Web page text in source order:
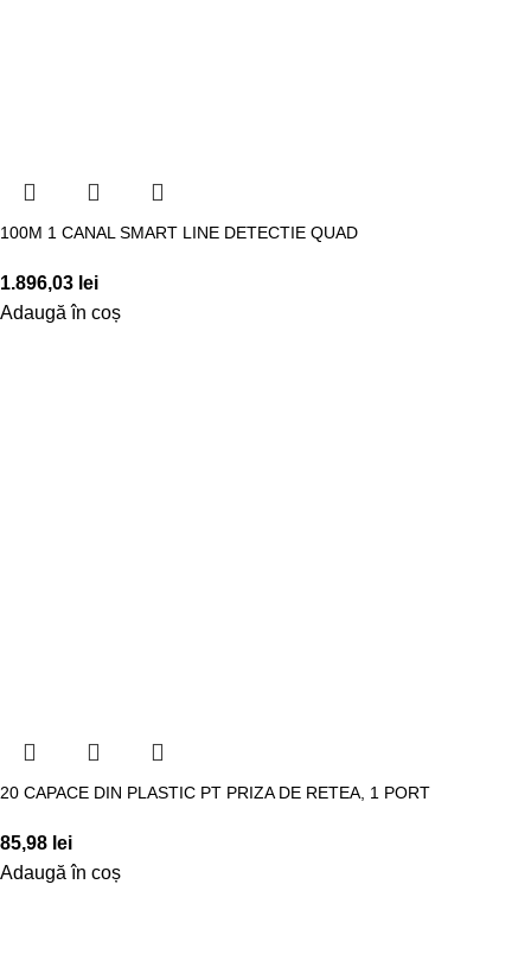
100M 1 CANAL SMART LINE DETECTIE QUAD
1.896,03 lei
Adaugă în coș
20 CAPACE DIN PLASTIC PT PRIZA DE RETEA, 1 PORT
85,98 lei
Adaugă în coș